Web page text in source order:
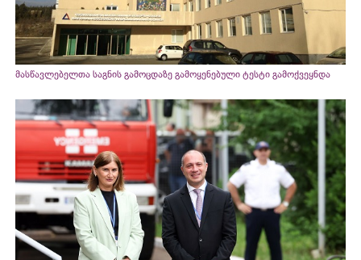
მასწავლებელთა საგნის გამოცდაზე გამოყენებული ტესტი გამოქვეყნდა